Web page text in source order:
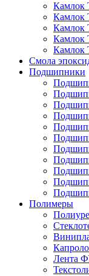
Камлок
Смола
Подшипники
Полимеры
Лента